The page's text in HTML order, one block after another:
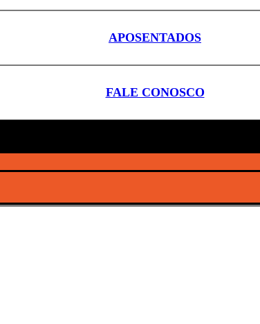
APOSENTADOS
FALE CONOSCO